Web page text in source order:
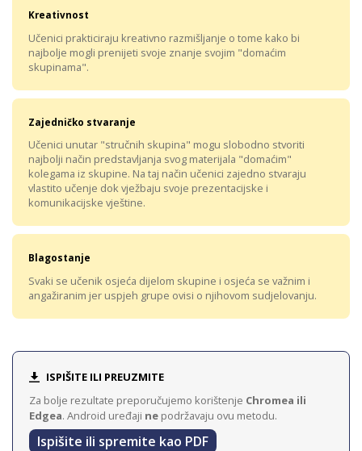
Kreativnost
Učenici prakticiraju kreativno razmišljanje o tome kako bi
najbolje mogli prenijeti svoje znanje svojim "domaćim
skupinama".
Zajedničko stvaranje
Učenici unutar "stručnih skupina" mogu slobodno stvoriti
najbolji način predstavljanja svog materijala "domaćim"
kolegama iz skupine. Na taj način učenici zajedno stvaraju
vlastito učenje dok vježbaju svoje prezentacijske i
komunikacijske vještine.
Blagostanje
Svaki se učenik osjeća dijelom skupine i osjeća se važnim i
angažiranim jer uspjeh grupe ovisi o njihovom sudjelovanju.
ISPIŠITE ILI PREUZMITE
Za bolje rezultate preporučujemo korištenje Chromea ili
Edgea. Android uređaji ne podržavaju ovu metodu.
Ispišite ili spremite kao PDF